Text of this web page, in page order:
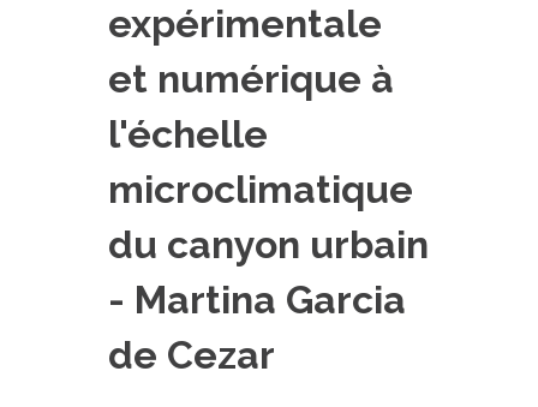
FORMATION CONTINUE
FORMATION DOCTORALE
THÈSES EN COURS
PRODUCTION
MÉTHODES ET OUTILS
PUBLICATIONS SUR HAL
expérimentale
et numérique à
l'échelle
microclimatique
du canyon urbain
- Martina Garcia
de Cezar